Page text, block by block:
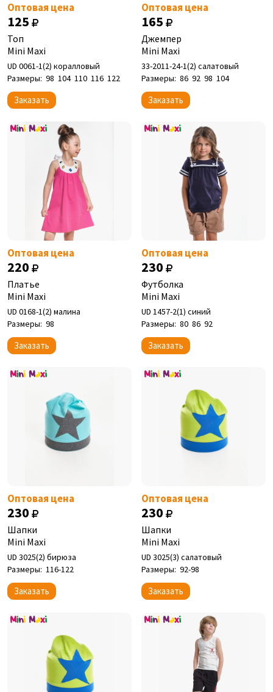
Оптовая цена
125
Топ
Mini Maxi
UD 0061-1(2) коралловый
Размеры: 98 104 110 116 122
Заказать
Оптовая цена
165
Джемпер
Mini Maxi
33-2011-24-1(2) салатовый
Размеры: 86 92 98 104
Заказать
Оптовая цена
220
Платье
Mini Maxi
UD 0168-1(2) малина
Размеры: 98
Заказать
Оптовая цена
230
Футболка
Mini Maxi
UD 1457-2(1) синий
Размеры: 80 86 92
Заказать
Оптовая цена
230
Шапки
Mini Maxi
UD 3025(2) бирюза
Размеры: 116-122
Заказать
Оптовая цена
230
Шапки
Mini Maxi
UD 3025(3) салатовый
Размеры: 92-98
Заказать